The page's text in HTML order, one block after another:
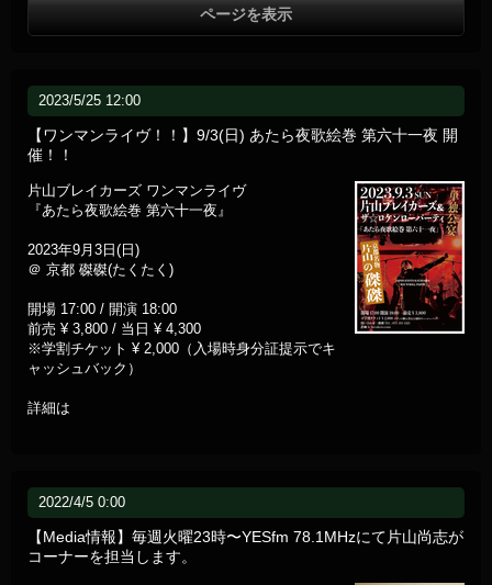
ページを表示
2023/5/25 12:00
【ワンマンライヴ！！】9/3(日) あたら夜歌絵巻 第六十一夜 開
催！！
片山ブレイカーズ ワンマンライヴ
『あたら夜歌絵巻 第六十一夜』
2023年9月3日(日)
＠ 京都 磔磔(たくたく)
開場 17:00 / 開演 18:00
前売 ¥ 3,800 / 当日 ¥ 4,300
※学割チケット ¥ 2,000（入場時身分証提示でキ
ャッシュバック）
詳細は
2022/4/5 0:00
【Media情報】毎週火曜23時〜YESfm 78.1MHzにて片山尚志が
コーナーを担当します。